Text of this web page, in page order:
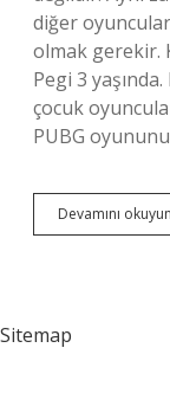
diğer
olmak gerekir.
Pegi 3
çocuk
PUBG
Devamını okuyun
Sitemap